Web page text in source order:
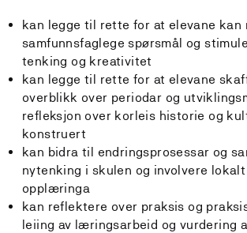
kan legge til rette for at elevane kan
samfunnsfaglege spørsmål og
tenking og kreativitet
kan legge til rette for at elevane
overblikk over periodar og
refleksjon over korleis historie og
konstruert
kan bidra til endringsprosessar og
nytenking i skulen og involvere
opplæringa
kan reflektere over praksis og
leiing av læringsarbeid og vurdering